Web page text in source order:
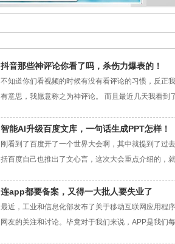
抖音那些神评论你看了吗，杀伤力爆表的！
不知道你们看视频的时候有没有看评论的习惯，反正
有意思，我愿意称之为神评论。 而且最近几天我看到
智能AI升级百度文库，一句话生成PPT怎样！
刚看到了百度开了一个世界大会啊，其中就提到了过
括百度自己也推出了文心言，这次大会重点介绍的，
连app都要备案，又得一大批人要失业了
最近，工业和信息化部发布了关于移动互联网应用程
网友的关注和讨论。毕竟对于我们来说，APP是我们